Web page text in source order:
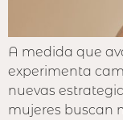
A medida que
experimenta
nuevas
mujeres buscan